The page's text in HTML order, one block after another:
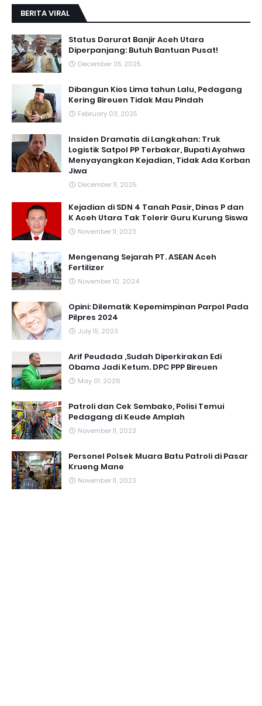
BERITA VIRAL
Status Darurat Banjir Aceh Utara
Diperpanjang: Butuh Bantuan Pusat!
December 25, 2025
Dibangun Kios Lima tahun Lalu, Pedagang
Kering Bireuen Tidak Mau Pindah
February 03, 2025
Insiden Dramatis di Langkahan: Truk
Logistik Satpol PP Terbakar, Bupati Ayahwa
Menyayangkan Kejadian, Tidak Ada Korban
Jiwa
December 11, 2025
Kejadian di SDN 4 Tanah Pasir, Dinas P dan
K Aceh Utara Tak Tolerir Guru Kurung Siswa
November 11, 2023
Mengenang Sejarah PT. ASEAN Aceh
Fertilizer
November 10, 2024
Opini: Dilematik Kepemimpinan Parpol Pada
Pilpres 2024
July 15, 2023
Arif Peudada ,Sudah Diperkirakan Edi
Obama Jadi Ketum. DPC PPP Bireuen
May 01, 2026
Patroli dan Cek Sembako, Polisi Temui
Pedagang di Keude Amplah
November 11, 2023
Personel Polsek Muara Batu Patroli di Pasar
Krueng Mane
November 11, 2023